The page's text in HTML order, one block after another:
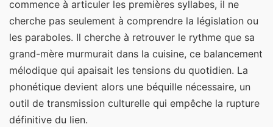
commence à articuler les premières syllabes, il ne
cherche pas seulement à comprendre la législation ou
les paraboles. Il cherche à retrouver le rythme que sa
grand-mère murmurait dans la cuisine, ce balancement
mélodique qui apaisait les tensions du quotidien. La
phonétique devient alors une béquille nécessaire, un
outil de transmission culturelle qui empêche la rupture
définitive du lien.